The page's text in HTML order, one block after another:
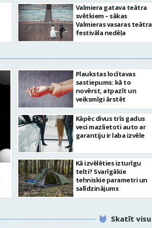
Valmiera gatava teātra
svētkiem – sākas
Valmieras vasaras teātra
festivāla nedēļa
Plaukstas locītavas
sastiepums: kā to
novērst, atpazīt un
veiksmīgi ārstēt
Kāpēc divus trīs gadus
veci mazlietoti auto ar
garantiju ir laba izvēle
Kā izvēlēties izturīgu
telti? Svarīgākie
tehniskie parametri un
salīdzinājums
Skatīt visu